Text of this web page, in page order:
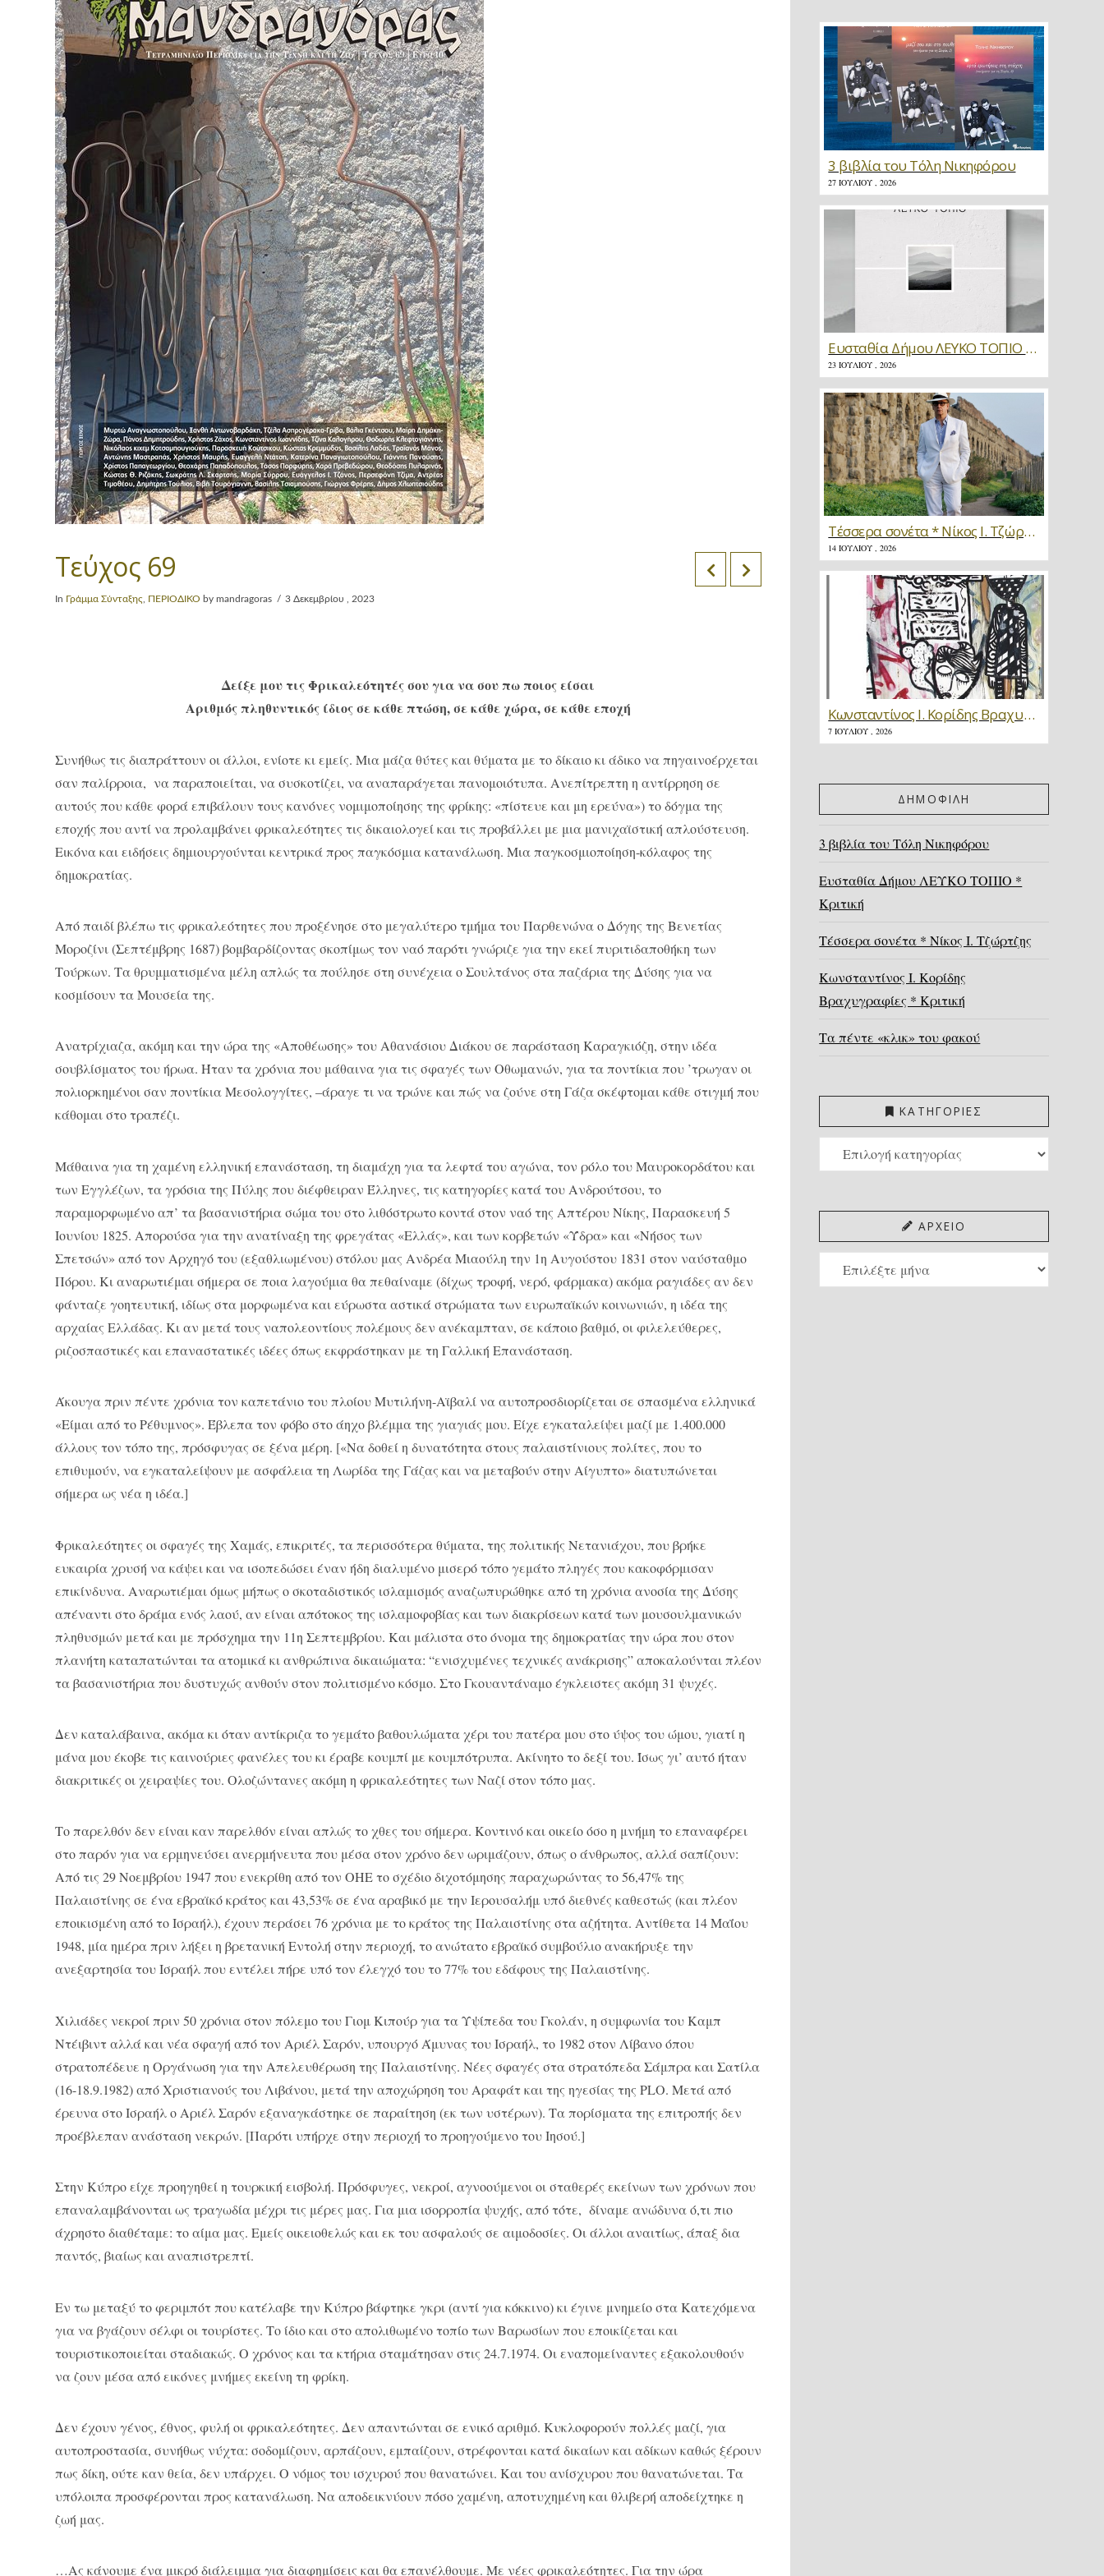
Τεύχος 69
In Γράμμα Σύνταξης ΠΕΡΙΟΔΙΚΟ by mandragoras 3 Δεκεμβρίου , 2023
Δείξε μου τις Φρικαλεότητές σου για να σου πω ποιος είσαι
Αριθμός πληθυντικός ίδιος σε κάθε πτώση, σε κάθε χώρα, σε κάθε εποχή
Συνήθως τις διαπράττουν οι άλλοι, ενίοτε κι εμείς. Μια μάζα θύτες και θύματα με το δίκαιο κι άδικο να πηγαινοέρχεται
σαν παλίρροια, να παραποιείται, να συσκοτίζει, να αναπαράγεται πανομοιότυπα. Ανεπίτρεπτη η αντίρρηση σε
αυτούς που κάθε φορά επιβάλουν τους κανόνες νομιμοποίησης της φρίκης: «πίστευε και μη ερεύνα») το δόγμα της
εποχής που αντί να προλαμβάνει φρικαλεότητες τις δικαιολογεί και τις προβάλλει με μια μανιχαϊστική απλούστευση.
Εικόνα και ειδήσεις δημιουργούνται κεντρικά προς παγκόσμια κατανάλωση. Μια παγκοσμιοποίηση-κόλαφος της
δημοκρατίας.
Από παιδί βλέπω τις φρικαλεότητες που προξένησε στο μεγαλύτερο τμήμα του Παρθενώνα ο Δόγης της Βενετίας
Μοροζίνι (Σεπτέμβρης 1687) βομβαρδίζοντας σκοπίμως τον ναό παρότι γνώριζε για την εκεί πυριτιδαποθήκη των
Τούρκων. Τα θρυμματισμένα μέλη απλώς τα πούλησε στη συνέχεια ο Σουλτάνος στα παζάρια της Δύσης για να
κοσμίσουν τα Μουσεία της.
Ανατρίχιαζα, ακόμη και την ώρα της «Αποθέωσης» του Αθανάσιου Διάκου σε παράσταση Καραγκιόζη, στην ιδέα
σουβλίσματος του ήρωα. Ήταν τα χρόνια που μάθαινα για τις σφαγές των Οθωμανών, για τα ποντίκια που ’τρωγαν οι
πολιορκημένοι σαν ποντίκια Μεσολογγίτες, –άραγε τι να τρώνε και πώς να ζούνε στη Γάζα σκέφτομαι κάθε στιγμή που
κάθομαι στο τραπέζι.
Μάθαινα για τη χαμένη ελληνική επανάσταση, τη διαμάχη για τα λεφτά του αγώνα, τον ρόλο του Μαυροκορδάτου και
των Εγγλέζων, τα γρόσια της Πύλης που διέφθειραν Έλληνες, τις κατηγορίες κατά του Ανδρούτσου, το
παραμορφωμένο απ’ τα βασανιστήρια σώμα του στο λιθόστρωτο κοντά στον ναό της Απτέρου Νίκης, Παρασκευή 5
Ιουνίου 1825. Απορούσα για την ανατίναξη της φρεγάτας «Ελλάς», και των κορβετών «Ύδρα» και «Νήσος των
Σπετσών» από τον Αρχηγό του (εξαθλιωμένου) στόλου μας Ανδρέα Μιαούλη την 1η Αυγούστου 1831 στον ναύσταθμο
Πόρου. Κι αναρωτιέμαι σήμερα σε ποια λαγούμια θα πεθαίναμε (δίχως τροφή, νερό, φάρμακα) ακόμα ραγιάδες αν δεν
φάνταζε γοητευτική, ιδίως στα μορφωμένα και εύρωστα αστικά στρώματα των ευρωπαϊκών κοινωνιών, η ιδέα της
αρχαίας Ελλάδας. Κι αν μετά τους ναπολεοντίους πολέμους δεν ανέκαμπταν, σε κάποιο βαθμό, οι φιλελεύθερες,
ριζοσπαστικές και επαναστατικές ιδέες όπως εκφράστηκαν με τη Γαλλική Επανάσταση.
Άκουγα πριν πέντε χρόνια τον καπετάνιο του πλοίου Μυτιλήνη-Αϊβαλί να αυτοπροσδιορίζεται σε σπασμένα ελληνικά
«Είμαι από το Ρέθυμνος». Έβλεπα τον φόβο στο άηχο βλέμμα της γιαγιάς μου. Είχε εγκαταλείψει μαζί με 1.400.000
άλλους τον τόπο της, πρόσφυγας σε ξένα μέρη. [«Να δοθεί η δυνατότητα στους παλαιστίνιους πολίτες, που το
επιθυμούν, να εγκαταλείψουν με ασφάλεια τη Λωρίδα της Γάζας και να μεταβούν στην Αίγυπτο» διατυπώνεται
σήμερα ως νέα η ιδέα.]
Φρικαλεότητες οι σφαγές της Χαμάς, επικριτές, τα περισσότερα θύματα, της πολιτικής Νετανιάχου, που βρήκε
ευκαιρία χρυσή να κάψει και να ισοπεδώσει έναν ήδη διαλυμένο μισερό τόπο γεμάτο πληγές που κακοφόρμισαν
επικίνδυνα. Αναρωτιέμαι όμως μήπως ο σκοταδιστικός ισλαμισμός αναζωπυρώθηκε από τη χρόνια ανοσία της Δύσης
απέναντι στο δράμα ενός λαού, αν είναι απότοκος της ισλαμοφοβίας και των διακρίσεων κατά των μουσουλμανικών
πληθυσμών μετά και με πρόσχημα την 11η Σεπτεμβρίου. Και μάλιστα στο όνομα της δημοκρατίας την ώρα που στον
πλανήτη καταπατώνται τα ατομικά κι ανθρώπινα δικαιώματα: “ενισχυμένες τεχνικές ανάκρισης” αποκαλούνται πλέον
τα βασανιστήρια που δυστυχώς ανθούν στον πολιτισμένο κόσμο. Στο Γκουαντάναμο έγκλειστες ακόμη 31 ψυχές.
Δεν καταλάβαινα, ακόμα κι όταν αντίκριζα το γεμάτο βαθουλώματα χέρι του πατέρα μου στο ύψος του ώμου, γιατί η
μάνα μου έκοβε τις καινούριες φανέλες του κι έραβε κουμπί με κουμπότρυπα. Ακίνητο το δεξί του. Ίσως γι’ αυτό ήταν
διακριτικές οι χειραψίες του. Ολοζώντανες ακόμη η φρικαλεότητες των Ναζί στον τόπο μας.
Το παρελθόν δεν είναι καν παρελθόν είναι απλώς το χθες του σήμερα. Κοντινό και οικείο όσο η μνήμη το επαναφέρει
στο παρόν για να ερμηνεύσει ανερμήνευτα που μέσα στον χρόνο δεν ωριμάζουν, όπως ο άνθρωπος, αλλά σαπίζουν:
Από τις 29 Νοεμβρίου 1947 που ενεκρίθη από τον ΟΗΕ το σχέδιο διχοτόμησης παραχωρώντας το 56,47% της
Παλαιστίνης σε ένα εβραϊκό κράτος και 43,53% σε ένα αραβικό με την Ιερουσαλήμ υπό διεθνές καθεστώς (και πλέον
εποικισμένη από το Ισραήλ), έχουν περάσει 76 χρόνια με το κράτος της Παλαιστίνης στα αζήτητα. Αντίθετα 14 Μαΐου
1948, μία ημέρα πριν λήξει η βρετανική Εντολή στην περιοχή, το ανώτατο εβραϊκό συμβούλιο ανακήρυξε την
ανεξαρτησία του Ισραήλ που εντέλει πήρε υπό τον έλεγχό του το 77% του εδάφους της Παλαιστίνης.
Χιλιάδες νεκροί πριν 50 χρόνια στον πόλεμο του Γιομ Κιπούρ για τα Υψίπεδα του Γκολάν, η συμφωνία του Καμπ
Ντέιβιντ αλλά και νέα σφαγή από τον Αριέλ Σαρόν, υπουργό Άμυνας του Ισραήλ, το 1982 στον Λίβανο όπου
στρατοπέδευε η Οργάνωση για την Απελευθέρωση της Παλαιστίνης. Νέες σφαγές στα στρατόπεδα Σάμπρα και Σατίλα
(16-18.9.1982) από Χριστιανούς του Λιβάνου, μετά την αποχώρηση του Αραφάτ και της ηγεσίας της PLO. Μετά από
έρευνα στο Ισραήλ ο Αριέλ Σαρόν εξαναγκάστηκε σε παραίτηση (εκ των υστέρων). Τα πορίσματα της επιτροπής δεν
προέβλεπαν ανάσταση νεκρών. [Παρότι υπήρχε στην περιοχή το προηγούμενο του Ιησού.]
Στην Κύπρο είχε προηγηθεί η τουρκική εισβολή. Πρόσφυγες, νεκροί, αγνοούμενοι οι σταθερές εκείνων των χρόνων που
επαναλαμβάνονται ως τραγωδία μέχρι τις μέρες μας. Για μια ισορροπία ψυχής, από τότε, δίναμε ανώδυνα ό,τι πιο
άχρηστο διαθέταμε: το αίμα μας. Εμείς οικειοθελώς και εκ του ασφαλούς σε αιμοδοσίες. Οι άλλοι αναιτίως, άπαξ δια
παντός, βιαίως και αναπιστρεπτί.
Εν τω μεταξύ το φεριμπότ που κατέλαβε την Κύπρο βάφτηκε γκρι (αντί για κόκκινο) κι έγινε μνημείο στα Κατεχόμενα
για να βγάζουν σέλφι οι τουρίστες. Το ίδιο και στο απολιθωμένο τοπίο των Βαρωσίων που εποικίζεται και
τουριστικοποιείται σταδιακώς. Ο χρόνος και τα κτήρια σταμάτησαν στις 24.7.1974. Οι εναπομείναντες εξακολουθούν
να ζουν μέσα από εικόνες μνήμες εκείνη τη φρίκη.
Δεν έχουν γένος, έθνος, φυλή οι φρικαλεότητες. Δεν απαντώνται σε ενικό αριθμό. Κυκλοφορούν πολλές μαζί, για
αυτοπροστασία, συνήθως νύχτα: σοδομίζουν, αρπάζουν, εμπαίζουν, στρέφονται κατά δικαίων και αδίκων καθώς ξέρουν
πως δίκη, ούτε καν θεία, δεν υπάρχει. Ο νόμος του ισχυρού που θανατώνει. Και του ανίσχυρου που θανατώνεται. Τα
υπόλοιπα προσφέρονται προς κατανάλωση. Να αποδεικνύουν πόσο χαμένη, αποτυχημένη και θλιβερή αποδείχτηκε η
ζωή μας.
…Ας κάνουμε ένα μικρό διάλειμμα για διαφημίσεις και θα επανέλθουμε. Με νέες φρικαλεότητες. Για την ώρα
3 βιβλία του Τόλη Νικηφόρου
27 ΙΟΥΛΊΟΥ , 2026
Ευσταθία Δήμου ΛΕΥΚΟ ΤΟΠΙΟ * Κριτική
23 ΙΟΥΛΊΟΥ , 2026
Τέσσερα σονέτα * Νίκος Ι. Τζώρτζης
14 ΙΟΥΛΊΟΥ , 2026
Κωνσταντίνος Ι. Κορίδης Βραχυγραφίες * Κριτική
7 ΙΟΥΛΊΟΥ , 2026
ΔΗΜΟΦΙΛΗ
3 βιβλία του Τόλη Νικηφόρου
Ευσταθία Δήμου ΛΕΥΚΟ ΤΟΠΙΟ *
Κριτική
Τέσσερα σονέτα * Νίκος Ι. Τζώρτζης
Κωνσταντίνος Ι. Κορίδης
Βραχυγραφίες * Κριτική
Τα πέντε «κλικ» του φακού
ΚΑΤΗΓΟΡΙΕΣ
ΚΑΤΗΓΟΡΙΕΣ
ΑΡΧΕΙΟ
ΑΡΧΕΙΟ